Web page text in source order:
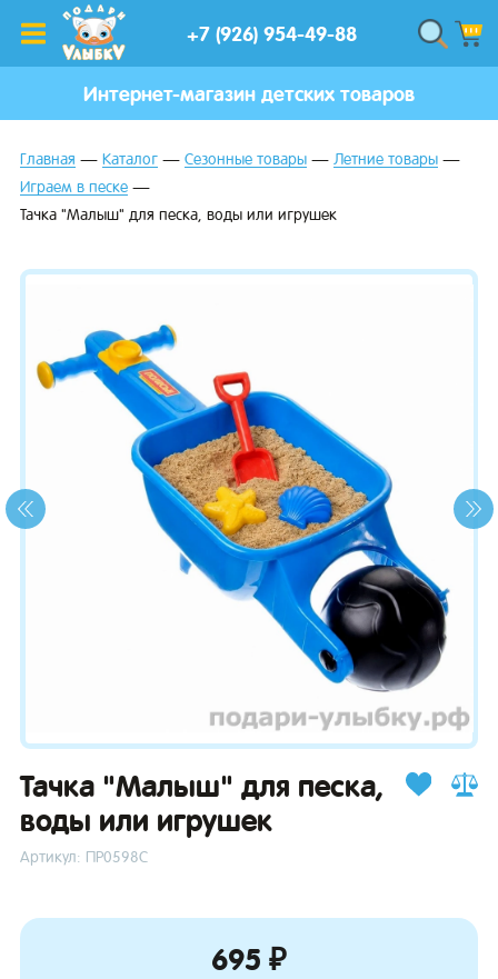
+7 (926) 954-49-88
Интернет-магазин детских товаров
Главная Каталог Сезонные товары
Летние товары
Играем в песке
Тачка "Малыш" для песка, воды или игрушек
Тачка "Малыш" для песка,
воды или игрушек
Артикул: ПР0598С
695 ₽